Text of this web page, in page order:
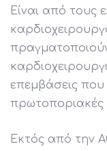
Είναι από τους
επεμβάσεις που
πρωτοποριακές
Εκτός από την